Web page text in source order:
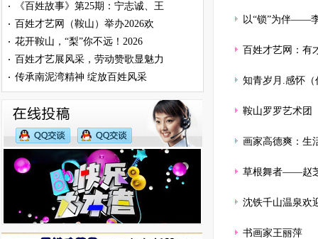
· 《百姓故事》第25期：宁志诚、王
· 百姓才艺网（鞍山）举办2026欢
· 花开鞍山，“梨”你不远！2026
· 百姓才艺展风采，劳动赞歌显魅力
· 传承南泥湾精神 绽放百姓风采
以“锁”为伴——
百姓才艺网：有
知青岁月.感怀
鞍山罗罗艺术团
画家高德爽：生
草根舞者——赵
沈铁千山温泉欢
书画家王丽萍